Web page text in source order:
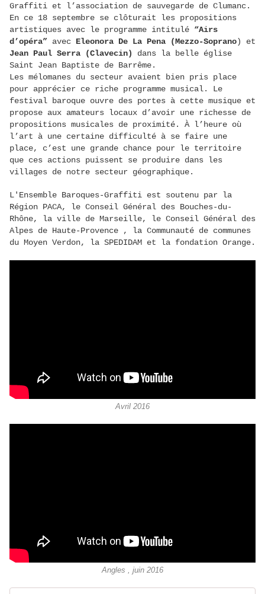
Graffiti et l’association de sauvegarde de Clumanc.
En ce 18 septembre se clôturait les propositions
artistiques avec le programme intitulé “Airs
d’opéra” avec Eleonora De La Pena (Mezzo-Soprano) et
Jean Paul Serra (Clavecin)
dans la belle église
Saint Jean Baptiste de Barrême.
Les mélomanes du secteur avaient bien pris place
pour apprécier ce riche programme musical. Le
festival baroque ouvre des portes à cette musique et
propose aux amateurs locaux d’avoir une richesse de
propositions musicales de proximité. À l’heure où
l’art à une certaine difficulté à se faire une
place, c’est une grande chance pour le territoire
que ces actions puissent se produire dans les
villages de notre secteur géographique.
L'Ensemble Baroques-Graffiti est soutenu par la
Région PACA, le Conseil Général des Bouches-du-
Rhône, la ville de Marseille, le Conseil Général des
Alpes de Haute-Provence , la Communauté de communes
du Moyen Verdon, la SPEDIDAM et la fondation Orange.
Avril 2016
Angles , juin 2016